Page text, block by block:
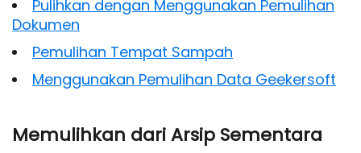
Pulihkan dengan Menggunakan Pemulihan
Dokumen
Pemulihan Tempat Sampah
Menggunakan Pemulihan Data Geekersoft
Memulihkan dari Arsip Sementara